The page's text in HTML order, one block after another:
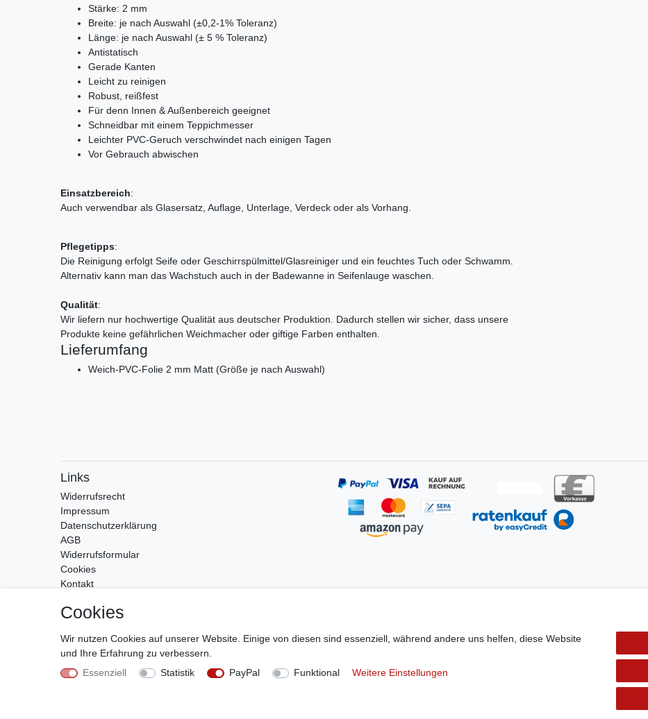
Stärke: 2 mm
Breite: je nach Auswahl (±0,2-1% Toleranz)
Länge: je nach Auswahl (± 5 % Toleranz)
Antistatisch
Gerade Kanten
Leicht zu reinigen
Robust, reißfest
Für denn Innen & Außenbereich geeignet
Schneidbar mit einem Teppichmesser
Leichter PVC-Geruch verschwindet nach einigen Tagen
Vor Gebrauch abwischen
Einsatzbereich:
Auch verwendbar als Glasersatz, Auflage, Unterlage, Verdeck oder als Vorhang.
Pflegetipps:
Die Reinigung erfolgt Seife oder Geschirrspülmittel/Glasreiniger und ein feuchtes Tuch oder Schwamm.
Alternativ kann man das Wachstuch auch in der Badewanne in Seifenlauge waschen.
Qualität:
Wir liefern nur hochwertige Qualität aus deutscher Produktion. Dadurch stellen wir sicher, dass unsere
Produkte keine gefährlichen Weichmacher oder giftige Farben enthalten.
Lieferumfang
Weich-PVC-Folie 2 mm Matt (Größe je nach Auswahl)
Links
Widerrufs­recht
Impressum
Daten­schutz­erklärung
AGB
Widerrufsformular
Cookies
Kontakt
Cookies
Wir nutzen Cookies auf unserer Website. Einige von diesen sind essenziell, während andere uns helfen, diese Website
und Ihre Erfahrung zu verbessern.
Essenziell
Statistik PayPal Funktional Weitere Einstellungen